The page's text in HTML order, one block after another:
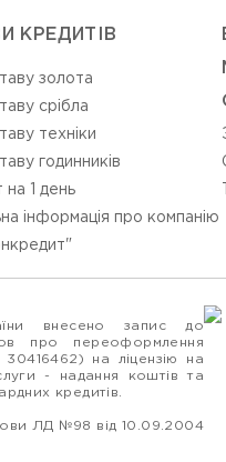
КРЕДИТІВ
золота
срібла
техніки
годинників
на 1 день
інформація про компанію
внесено запис до
про переоформлення
на ліцензію на
- надання коштів та
кредитів.
ЛД №98 від 10.09.2004